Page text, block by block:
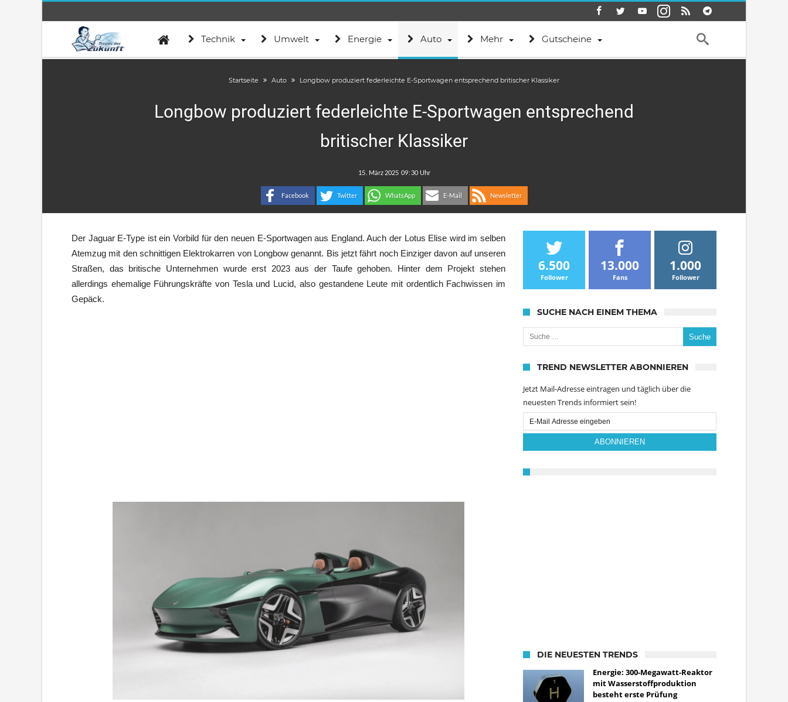
Technik Umwelt Energie Auto Mehr Gutscheine
Startseite Auto Longbow produziert federleichte E-Sportwagen entsprechend britischer Klassiker
Longbow produziert federleichte E-Sportwagen entsprechend
britischer Klassiker
:
Facebook Twitter WhatsApp E-Mail Newsletter
Der Jaguar E-Type ist ein Vorbild für den neuen E-Sportwagen aus England. Auch der Lotus Elise wird im selben
Atemzug mit den schnittigen Elektrokarren von Longbow genannt. Bis jetzt fährt noch Einziger davon auf unseren
Straßen, das britische Unternehmen wurde erst 2023 aus der Taufe gehoben. Hinter dem Projekt stehen
allerdings ehemalige Führungskräfte von Tesla und Lucid, also gestandene Leute mit ordentlich Fachwissen im
Gepäck.
6.500
Follower
13.000
Fans
1.000
Follower
SUCHE NACH EINEM THEMA
Suche nach:
TREND NEWSLETTER ABONNIEREN
Jetzt Mail-Adresse eintragen und täglich über die
neuesten Trends informiert sein!
Email
Subscription
ABONNIEREN
DIE NEUESTEN TRENDS
Energie: 300-Megawatt-Reaktor
mit Wasserstoffproduktion
besteht erste Prüfung